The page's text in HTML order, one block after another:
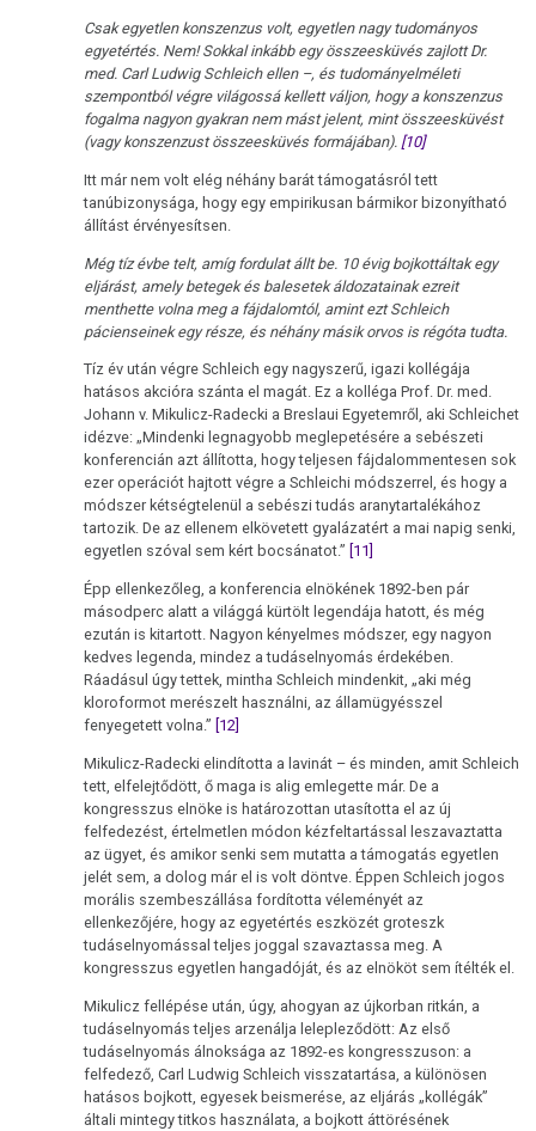
Csak egyetlen konszenzus volt, egyetlen nagy tudományos
egyetértés. Nem! Sokkal inkább egy összeesküvés zajlott Dr.
med. Carl Ludwig Schleich ellen –, és tudományelméleti
szempontból végre világossá kellett váljon, hogy a konszenzus
fogalma nagyon gyakran nem mást jelent, mint összeesküvést
(vagy konszenzust összeesküvés formájában). [10]
Itt már nem volt elég néhány barát támogatásról tett
tanúbizonysága, hogy egy empirikusan bármikor bizonyítható
állítást érvényesítsen.
Még tíz évbe telt, amíg fordulat állt be. 10 évig bojkottáltak egy
eljárást, amely betegek és balesetek áldozatainak ezreit
menthette volna meg a fájdalomtól, amint ezt Schleich
pácienseinek egy része, és néhány másik orvos is régóta tudta.
Tíz év után végre Schleich egy nagyszerű, igazi kollégája
hatásos akcióra szánta el magát. Ez a kolléga Prof. Dr. med.
Johann v. Mikulicz-Radecki a Breslaui Egyetemről, aki Schleichet
idézve: „Mindenki legnagyobb meglepetésére a sebészeti
konferencián azt állította, hogy teljesen fájdalommentesen sok
ezer operációt hajtott végre a Schleichi módszerrel, és hogy a
módszer kétségtelenül a sebészi tudás aranytartalékához
tartozik. De az ellenem elkövetett gyalázatért a mai napig senki,
egyetlen szóval sem kért bocsánatot.” [11]
Épp ellenkezőleg, a konferencia elnökének 1892-ben pár
másodperc alatt a világgá kürtölt legendája hatott, és még
ezután is kitartott. Nagyon kényelmes módszer, egy nagyon
kedves legenda, mindez a tudáselnyomás érdekében.
Ráadásul úgy tettek, mintha Schleich mindenkit, „aki még
kloroformot merészelt használni, az államügyésszel
fenyegetett volna.” [12]
Mikulicz-Radecki elindította a lavinát – és minden, amit Schleich
tett, elfelejtődött, ő maga is alig emlegette már. De a
kongresszus elnöke is határozottan utasította el az új
felfedezést, értelmetlen módon kézfeltartással leszavaztatta
az ügyet, és amikor senki sem mutatta a támogatás egyetlen
jelét sem, a dolog már el is volt döntve. Éppen Schleich jogos
morális szembeszállása fordította véleményét az
ellenkezőjére, hogy az egyetértés eszközét groteszk
tudáselnyomással teljes joggal szavaztassa meg. A
kongresszus egyetlen hangadóját, és az elnököt sem ítélték el.
Mikulicz fellépése után, úgy, ahogyan az újkorban ritkán, a
tudáselnyomás teljes arzenálja lelepleződött: Az első
tudáselnyomás álnoksága az 1892-es kongresszuson: a
felfedező, Carl Ludwig Schleich visszatartása, a különösen
hatásos bojkott, egyesek beismerése, az eljárás „kollégák”
általi mintegy titkos használata, a bojkott áttörésének